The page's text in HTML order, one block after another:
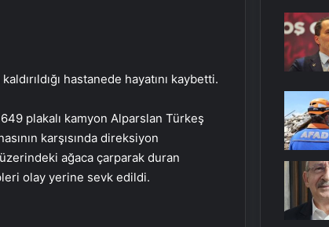
hastanede hayatını kaybetti.
plakalı kamyon Alparslan Türkeş
karşısında direksiyon
ağaca çarparak duran
olay yerine sevk edildi.